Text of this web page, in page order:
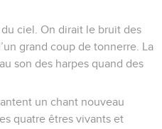
ciel. On dirait le bruit des
grand coup de tonnerre. La
son des harpes quand des
un chant nouveau
quatre êtres vivants et